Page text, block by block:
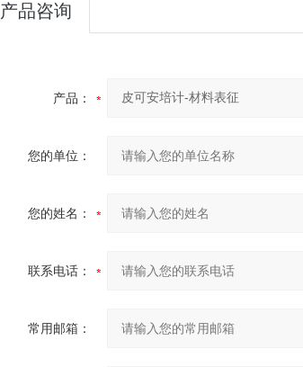
产品咨询
产品：
您的单位：
您的姓名：
联系电话：
常用邮箱：